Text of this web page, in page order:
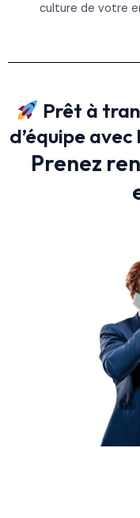
culture de votre
Prêt à
d’équipe
Prenez